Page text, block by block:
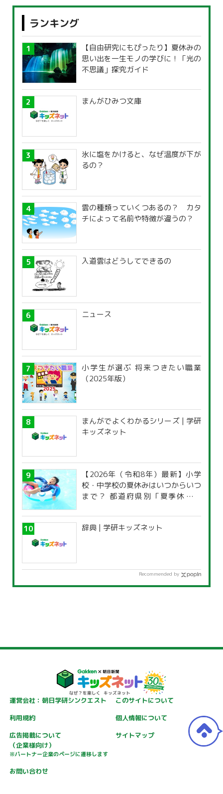
ランキング
【自由研究にもぴったり】夏休みの
思い出を一生モノの学びに！「光の
不思議」探究ガイド
まんがひみつ文庫
氷に塩をかけると、なぜ温度が下が
るの？
雲の種類っていくつあるの？ カタ
チによって名前や特徴が違うの？
入道雲はどうしてできるの
ニュース
小学生が選ぶ 将来つきたい職業
（2025年版）
まんがでよくわかるシリーズ | 学研
キッズネット
【2026年（令和8年）最新】小学
校・中学校の夏休みはいつからいつ
まで？ 都道府県別「夏季休暇一
辞典 | 学研キッズネット
Recommended by
運営会社：朝日学研シンクエスト
このサイトについて
利用規約
個人情報について
広告掲載について
（企業様向け）
※パートナー企業のページに遷移します
サイトマップ
お問い合わせ